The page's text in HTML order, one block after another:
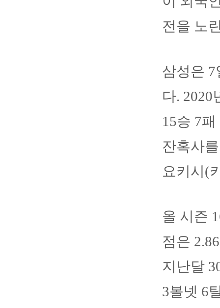
전을 노
삼성은
다. 2020
15승 7
잔혹사
요키시(
올 시즌
점은
지난달
3볼넷 6